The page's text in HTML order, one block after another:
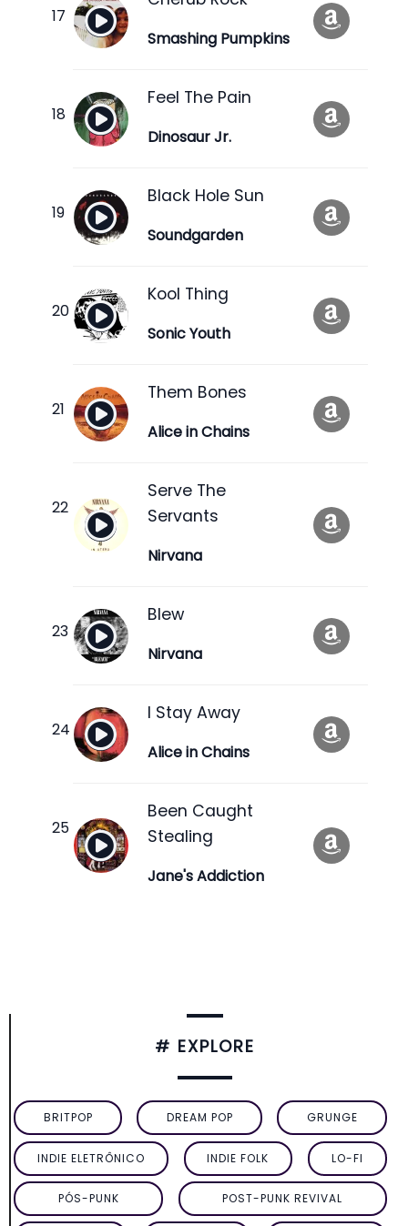
Smashing Pumpkins
Feel The Pain
Dinosaur Jr.
Black Hole Sun
Soundgarden
Kool Thing
Sonic Youth
Them Bones
Alice in Chains
Serve The
Servants
Nirvana
Blew
Nirvana
I Stay Away
Alice in Chains
Been Caught
Stealing
Jane's Addiction
# EXPLORE
BRITPOP DREAM POP GRUNGE
INDIE ELETRÔNICO INDIE FOLK LO-FI
PÓS-PUNK POST-PUNK REVIVAL